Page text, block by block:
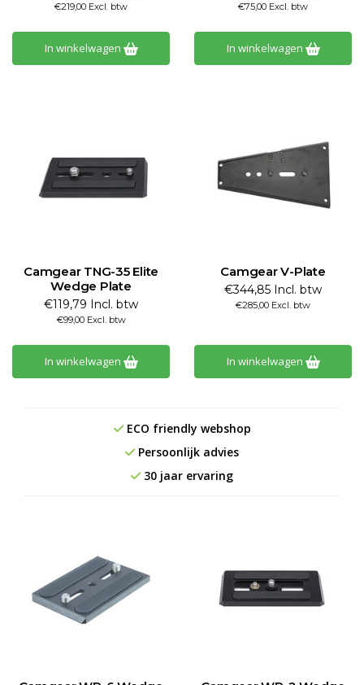
€219,00 Excl. btw
In winkelwagen
€75,00 Excl. btw
In winkelwagen
Camgear TNG-35 Elite
Wedge Plate
€119,79 Incl. btw
€99,00 Excl. btw
In winkelwagen
Camgear V-Plate
€344,85 Incl. btw
€285,00 Excl. btw
In winkelwagen
ECO friendly webshop
Persoonlijk advies
30 jaar ervaring